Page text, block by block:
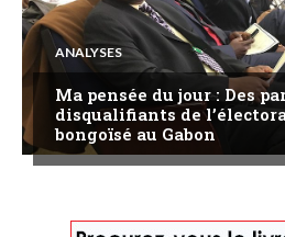
ANALYSES
Ma pensée du jour : Des
disqualifiants de
bongoïsé au Gabon